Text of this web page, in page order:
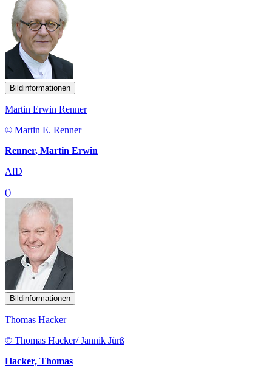
Bildinformationen
Martin Erwin Renner
© Martin E. Renner
Renner, Martin Erwin
AfD
()
Bildinformationen
Thomas Hacker
© Thomas Hacker/ Jannik Jürß
Hacker, Thomas